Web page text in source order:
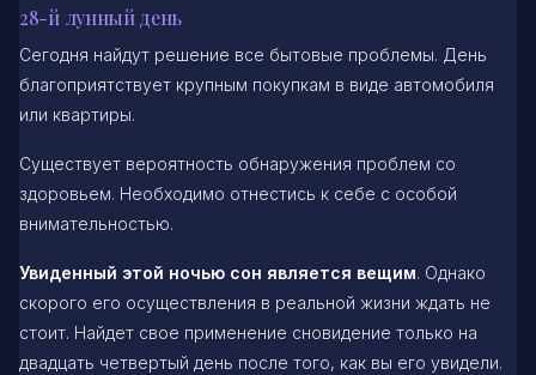
28-й лунный день
Сегодня найдут решение все бытовые проблемы. День
благоприятствует крупным покупкам в виде автомобиля
или квартиры.
Существует вероятность обнаружения проблем со
здоровьем. Необходимо отнестись к себе с особой
внимательностью.
Увиденный этой ночью сон является вещим. Однако
скорого его осуществления в реальной жизни ждать не
стоит. Найдет свое применение сновидение только на
двадцать четвертый день после того, как вы его увидели.